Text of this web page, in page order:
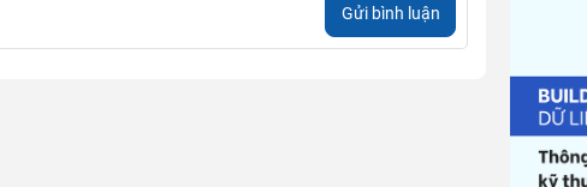
Gửi bình luận